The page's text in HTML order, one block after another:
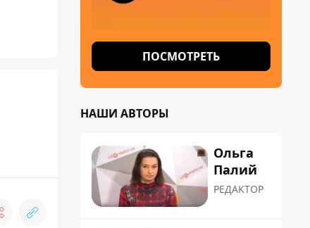
ПОСМОТРЕТЬ
НАШИ АВТОРЫ
Ольга
Палий
РЕДАКТОР